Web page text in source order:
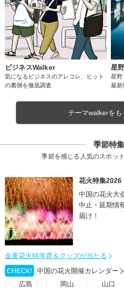
ビジネスWalker
気になるビジネスのアレコレ、ヒット
の裏側を徹底調査
星
星野
最新
テーマwalkerをも
季節特集
季節を感じる人気のスポッ
花火特集2026
中国の花火大
中止・延期情
届け！
金麦花火特等席＆グッズが当たる
CHECK!
中国の花火開催カレンダー
広島
岡山 山口